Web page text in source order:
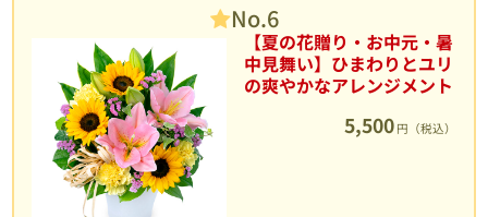
No.6
【夏の花贈り・お中元・暑
中見舞い】ひまわりとユリ
の爽やかなアレンジメント
5,500 円（税込）